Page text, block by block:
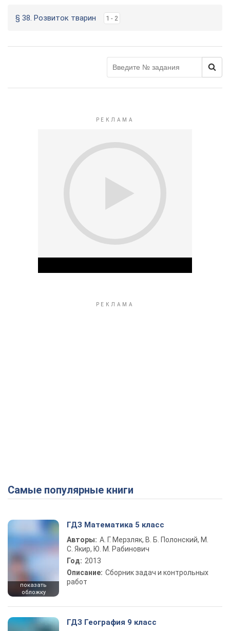
§ 38. Розвиток тварин 1 - 2
Самые популярные книги
показать
обложку
ГДЗ Математика 5 класс
Авторы: А. Г. Мерзляк, В. Б. Полонский, М.
С. Якир, Ю. М. Рабинович
Год: 2013
Описание: Сборник задач и контрольных
работ
ГДЗ География 9 класс